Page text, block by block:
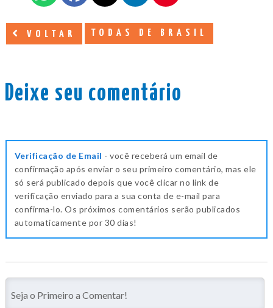
VOLTAR TODAS DE BRASIL
Deixe seu comentário
Verificação de Email - você receberá um email de
confirmação após enviar o seu primeiro comentário, mas ele
só será publicado depois que você clicar no link de
verificação enviado para a sua conta de e-mail para
confirma-lo. Os próximos comentários serão publicados
automaticamente por 30 dias!